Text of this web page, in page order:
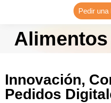
Pedir una
Innovación,
Pedidos